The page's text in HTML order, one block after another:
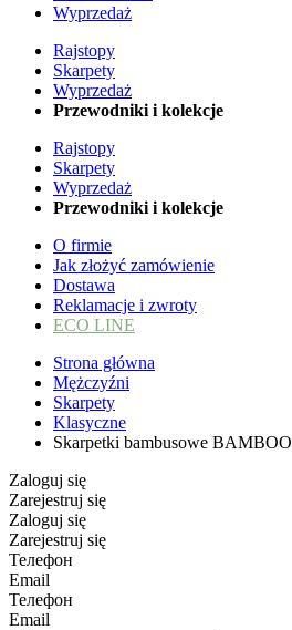
Wyprzedaż
Rajstopy
Skarpety
Wyprzedaż
Przewodniki i kolekcje
Rajstopy
Skarpety
Wyprzedaż
Przewodniki i kolekcje
O firmie
Jak złożyć zamówienie
Dostawa
Reklamacje i zwroty
ECO LINE
Strona główna
Mężczyźni
Skarpety
Klasyczne
Skarpetki bambusowe BAMBOO
Zaloguj się
Zarejestruj się
Zaloguj się
Zarejestruj się
Телефон
Email
Телефон
Email